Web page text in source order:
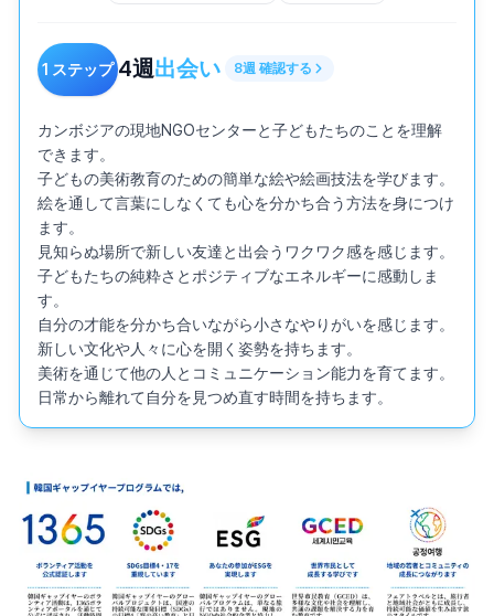
1 ステップ 4週出会い 8週 確認する
カンボジアの現地NGOセンターと子どもたちのことを理解
できます。
子どもの美術教育のための簡単な絵や絵画技法を学びます。
絵を通して言葉にしなくても心を分かち合う方法を身につけ
ます。
見知らぬ場所で新しい友達と出会うワクワク感を感じます。
子どもたちの純粋さとポジティブなエネルギーに感動しま
す。
自分の才能を分かち合いながら小さなやりがいを感じます。
新しい文化や人々に心を開く姿勢を持ちます。
美術を通じて他の人とコミュニケーション能力を育てます。
日常から離れて自分を見つめ直す時間を持ちます。